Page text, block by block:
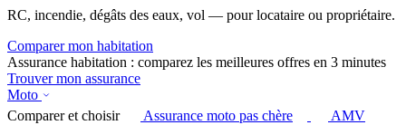
RC, incendie, dégâts des eaux, vol — pour locataire ou propriétaire.
Comparer mon habitation
Assurance habitation : comparez les meilleures offres en 3 minutes
Trouver mon assurance
Moto
Comparer et choisir
Assurance moto pas chère
AMV